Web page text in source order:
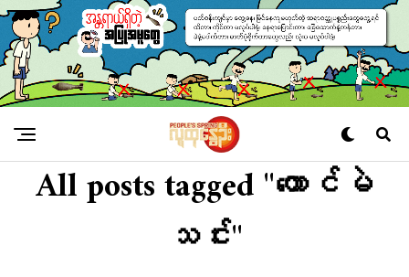
All posts tagged "တောင်မဲ
သင်း"